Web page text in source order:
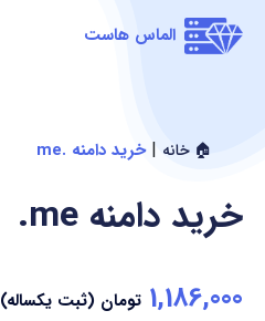
الماس هاست
🏠 خانه |خرید دامنه .me
.me خرید دامنه
1,186,000 تومان (ثبت یکساله)